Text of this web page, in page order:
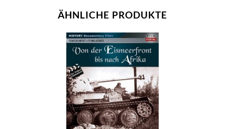
ÄHNLICHE PRODUKTE